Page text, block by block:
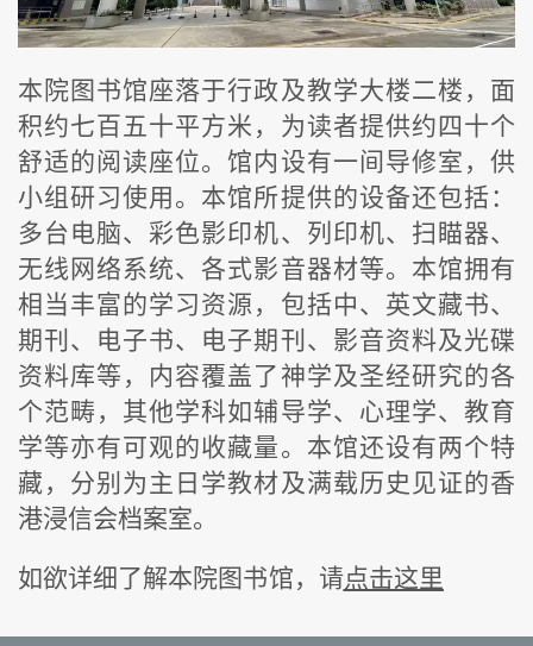
本院图书馆座落于行政及教学大楼二楼，面
积约七百五十平方米，为读者提供约四十个
舒适的阅读座位。馆内设有一间导修室，供
小组研习使用。本馆所提供的设备还包括：
多台电脑、彩色影印机、列印机、扫瞄器、
无线网络系统、各式影音器材等。本馆拥有
相当丰富的学习资源，包括中、英文藏书、
期刊、电子书、电子期刊、影音资料及光碟
资料库等，内容覆盖了神学及圣经研究的各
个范畴，其他学科如辅导学、心理学、教育
学等亦有可观的收藏量。本馆还设有两个特
藏，分别为主日学教材及满载历史见证的香
港浸信会档案室。
如欲详细了解本院图书馆，请点击这里